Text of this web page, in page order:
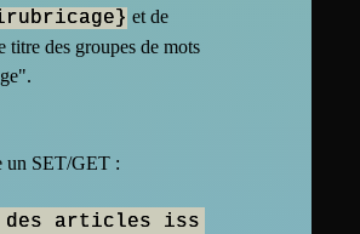
et de
titre des groupes de mots
un SET/GET :
des articles iss